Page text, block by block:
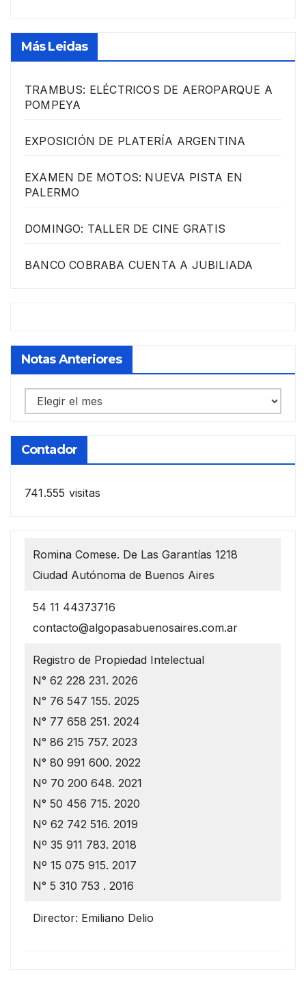
Más Leidas
TRAMBUS: ELÉCTRICOS DE AEROPARQUE A
POMPEYA
EXPOSICIÓN DE PLATERÍA ARGENTINA
EXAMEN DE MOTOS: NUEVA PISTA EN
PALERMO
DOMINGO: TALLER DE CINE GRATIS
BANCO COBRABA CUENTA A JUBILIADA
Notas Anteriores
Notas
anteriores
Contador
741.555 visitas
Romina Comese. De Las Garantías 1218
Ciudad Autónoma de Buenos Aires
54 11 44373716
contacto@algopasabuenosaires.com.ar
Registro de Propiedad Intelectual
N° 62 228 231. 2026
N° 76 547 155. 2025
N° 77 658 251. 2024
N° 86 215 757. 2023
N° 80 991 600. 2022
Nº 70 200 648. 2021
N° 50 456 715. 2020
Nº 62 742 516. 2019
Nº 35 911 783. 2018
Nº 15 075 915. 2017
N° 5 310 753 . 2016
Director: Emiliano Delio